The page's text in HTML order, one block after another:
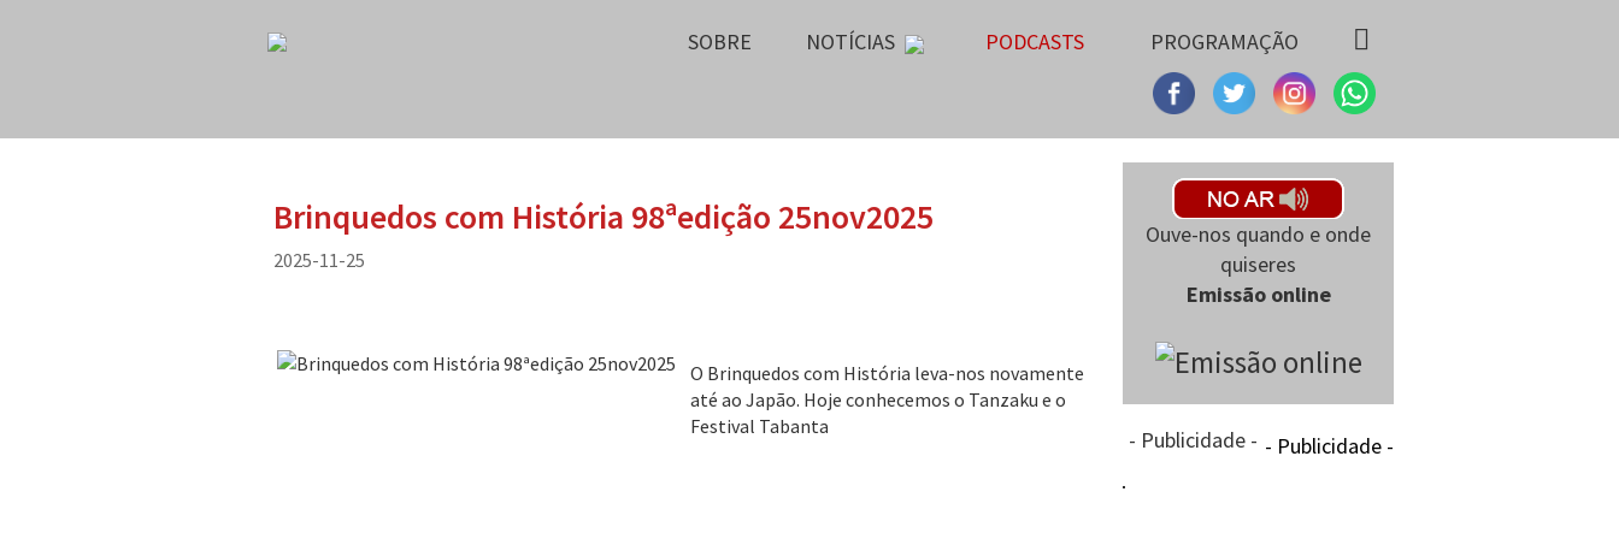
SOBRE NOTÍCIAS PODCASTS PROGRAMAÇÃO
Brinquedos com História 98ªedição 25nov2025
2025-11-25
O Brinquedos com História leva-nos novamente
até ao Japão. Hoje conhecemos o Tanzaku e o
Festival Tabanta
Ouve-nos quando e onde
quiseres
Emissão online
- Publicidade - - Publicidade -